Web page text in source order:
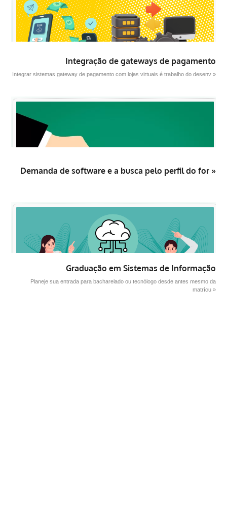
Integração de gateways de pagamento
Integrar sistemas gateway de pagamento com lojas virtuais é trabalho do desenv »
Demanda de software e a busca pelo perfil do for »
Graduação em Sistemas de Informação
Planeje sua entrada para bacharelado ou tecnólogo desde antes mesmo da
matrícu »